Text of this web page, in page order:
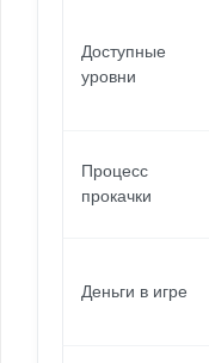
Доступные
уровни
Процесс
прокачки
Деньги в игре